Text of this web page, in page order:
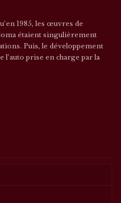
1985, les œuvres de
étaient singulièrement
Puis, le développement
l’auto prise en charge par la